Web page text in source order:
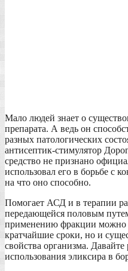
Мало людей знает о
препарата. А ведь он
разных патологических
антисептик-стимулятор
средство не признано
использовал его в борьбе с
на что оно способно.
Помогает АСД и в терапии
передающейся половым
применению фракции можно
кратчайшие сроки, но и
свойства организма.
использования эликсира в